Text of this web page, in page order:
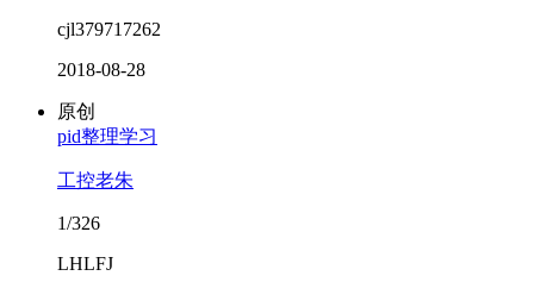
cjl379717262
2018-08-28
原创
pid整理学习
工控老朱
1/326
LHLFJ